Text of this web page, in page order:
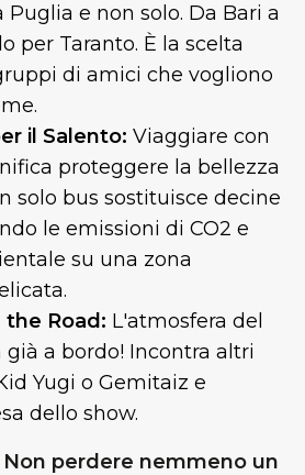
e non solo. Da Bari a
per Taranto. È la scelta
di amici che vogliono
il Salento: Viaggiare con
proteggere la bellezza
solo bus sostituisce decine
le emissioni di CO2 e
su una zona
the Road: L'atmosfera del
a bordo! Incontra altri
Yugi o Gemitaiz e
dello show.
Non perdere nemmeno un